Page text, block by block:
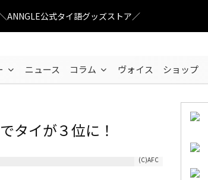
ANNGLE公式タイ語グッズストア／
ニュース コラム ヴォイス ショップ
タイが３位に！
(C)AFC